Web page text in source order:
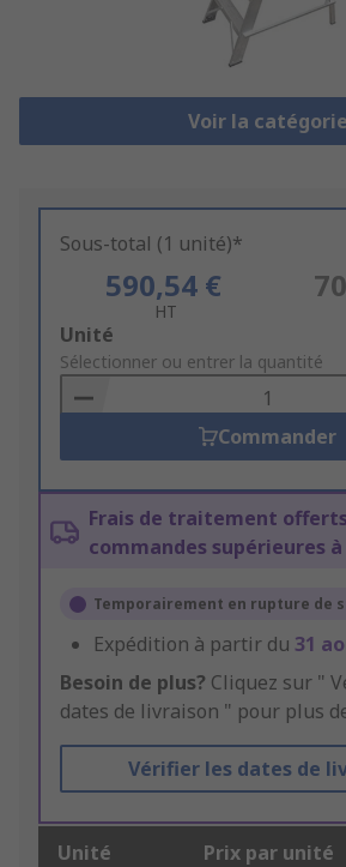
Voir la catégorie
Sous-total (1 unité)*
590,54 €
HT
Add
to
Basket
Unité
Sélectionner ou entrer la quantité
Commander
Frais de traitement
commandes supérieures à
Temporairement en rupture de
Expédition à partir du 31
Besoin de plus? Cliquez sur "
dates de livraison " pour plus
Vérifier les dates de
Unité Prix par unité